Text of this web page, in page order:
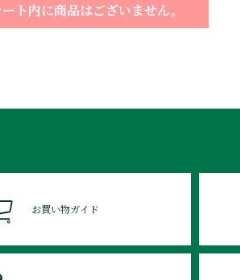
ト内に商品はございません。
お買い物ガイド